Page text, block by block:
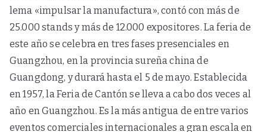
lema «impulsar la manufactura», contó con más de
25.000 stands y más de 12.000 expositores. La feria de
este año se celebra en tres fases presenciales en
Guangzhou, en la provincia sureña china de
Guangdong, y durará hasta el 5 de mayo. Establecida
en 1957, la Feria de Cantón se lleva a cabo dos veces al
año en Guangzhou. Es la más antigua de entre varios
eventos comerciales internacionales a gran escala en